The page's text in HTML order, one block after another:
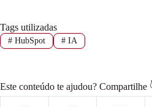
Tags utilizadas
#HubSpot #IA
Este conteúdo te ajudou? Compartilhe